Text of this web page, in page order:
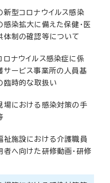
新型コロナウイルス感染
感染拡大に備えた保健・医
体制の確認等について
ロナウイルス感染症に係
サービス事業所の人員基
臨時的な取扱い
場における感染対策の手
祉施設における介護職員
者へ向けた研修動画・研修